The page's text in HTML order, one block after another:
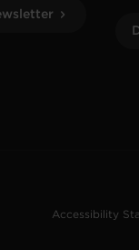
Accessibility